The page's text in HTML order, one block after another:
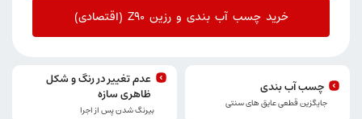
خرید چسب آب بندی و رزین Z90 (اقتصادی)
چسب آب بندی
جایگزین قطعی عایق های سنتی
عدم تغییر در رنگ و شکل
ظاهری سازه
بیرنگ شدن پس از اجرا